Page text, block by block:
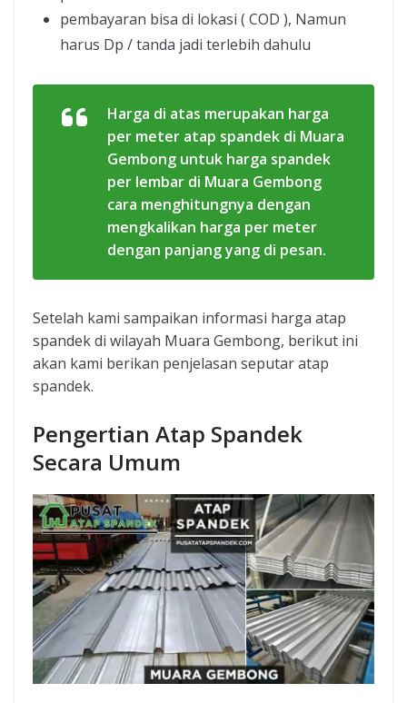
pembayaran bisa di lokasi ( COD ), Namun
harus Dp / tanda jadi terlebih dahulu
Harga di atas merupakan harga
per meter atap spandek di Muara
Gembong untuk harga spandek
per lembar di Muara Gembong
cara menghitungnya dengan
mengkalikan harga per meter
dengan panjang yang di pesan.
Setelah kami sampaikan informasi harga atap
spandek di wilayah Muara Gembong, berikut ini
akan kami berikan penjelasan seputar atap
spandek.
Pengertian Atap Spandek
Secara Umum